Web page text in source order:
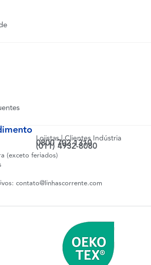
Lojistas | Clientes Indústria
0800 702 1310
(011) 4932-8080
(exceto feriados)
contato@linhascorrente.com